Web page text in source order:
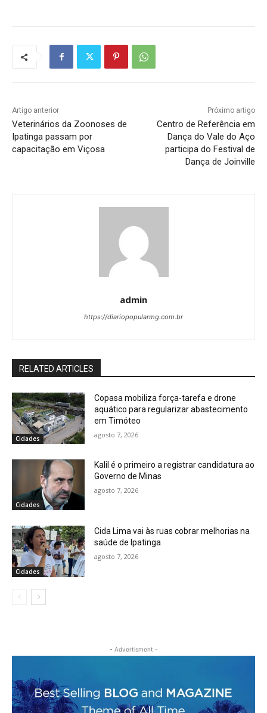
Artigo anterior
Veterinários da Zoonoses de
Ipatinga passam por
capacitação em Viçosa
Próximo artigo
Centro de Referência em
Dança do Vale do Aço
participa do Festival de
Dança de Joinville
admin
https://diariopopularmg.com.br
RELATED ARTICLES
Cidades
Copasa mobiliza força-tarefa e drone
aquático para regularizar abastecimento
em Timóteo
agosto 7, 2026
Cidades
Kalil é o primeiro a registrar candidatura ao
Governo de Minas
agosto 7, 2026
Cidades
Cida Lima vai às ruas cobrar melhorias na
saúde de Ipatinga
agosto 7, 2026
- Advertisment -